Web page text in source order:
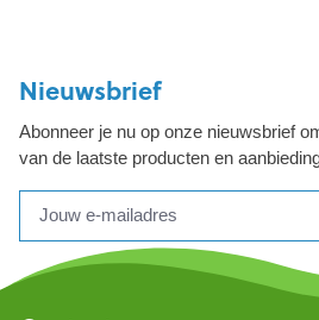
Nieuwsbrief
Abonneer je nu op onze nieuwsbrief
van de laatste producten en